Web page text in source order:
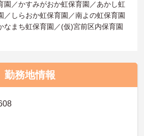
園／かすみがおか虹保育園／あかし虹
／しらおか虹保育園／南よの虹保育園
なまち虹保育園／(仮)宮前区内保育園
勤務地情報